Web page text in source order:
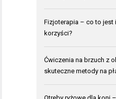
Fizjoterapia – co to jest
korzyści?
Ćwiczenia na brzuch z
skuteczne metody na